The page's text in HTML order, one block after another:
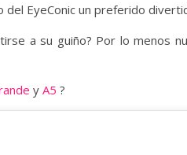
EyeConic un preferido
a su guiño? Por lo menos
y A5 ?